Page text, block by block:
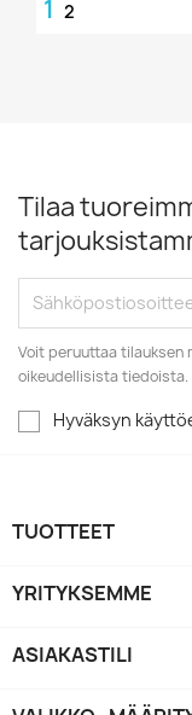
1 2
Tilaa
Voit peruuttaa tilauksen
oikeudellisista tiedoista.
Hyväksyn
TUOTTEET
YRITYKSEMME
ASIAKASTILI